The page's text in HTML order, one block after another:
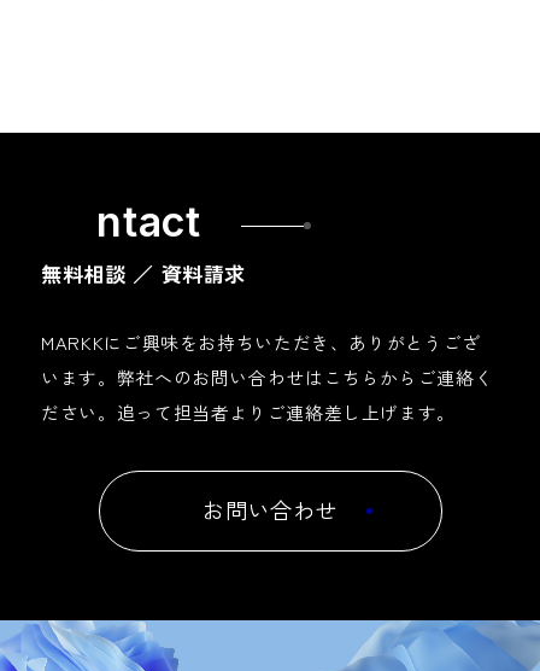
o
ntact
無料相談 ／ 資料請求​
MARKKにご興味をお持ちいただき、ありがとうござ
います。 弊社へのお問い合わせはこちらからご連絡く
ださい。 追って担当者よりご連絡差し上げます。
お問い合わせ